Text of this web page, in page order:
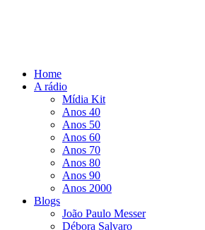
Home
A rádio
Mídia Kit
Anos 40
Anos 50
Anos 60
Anos 70
Anos 80
Anos 90
Anos 2000
Blogs
João Paulo Messer
Débora Salvaro